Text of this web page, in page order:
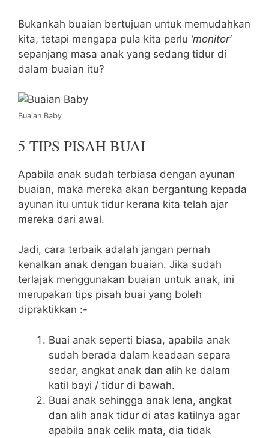
Bukankah buaian bertujuan untuk memudahkan
kita, tetapi mengapa pula kita perlu ‘monitor’
sepanjang masa anak yang sedang tidur di
dalam buaian itu?
Buaian Baby
5 TIPS PISAH BUAI
Apabila anak sudah terbiasa dengan ayunan
buaian, maka mereka akan bergantung kepada
ayunan itu untuk tidur kerana kita telah ajar
mereka dari awal.
Jadi, cara terbaik adalah jangan pernah
kenalkan anak dengan buaian. Jika sudah
terlajak menggunakan buaian untuk anak, ini
merupakan tips pisah buai yang boleh
dipraktikkan :-
Buai anak seperti biasa, apabila anak
sudah berada dalam keadaan separa
sedar, angkat anak dan alih ke dalam
katil bayi / tidur di bawah.
Buai anak sehingga anak lena, angkat
dan alih anak tidur di atas katilnya agar
apabila anak celik mata, dia tidak